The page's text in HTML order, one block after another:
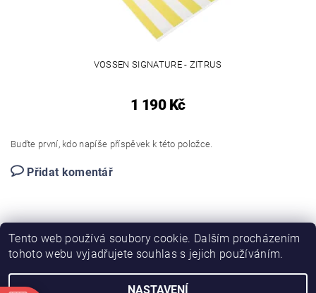
VOSSEN SIGNATURE - ZITRUS
1 190 Kč
Buďte první, kdo napíše příspěvek k této položce.
Přidat komentář
Tento web používá soubory cookie. Dalším procházením
tohoto webu vyjadřujete souhlas s jejich používáním.
NASTAVENÍ